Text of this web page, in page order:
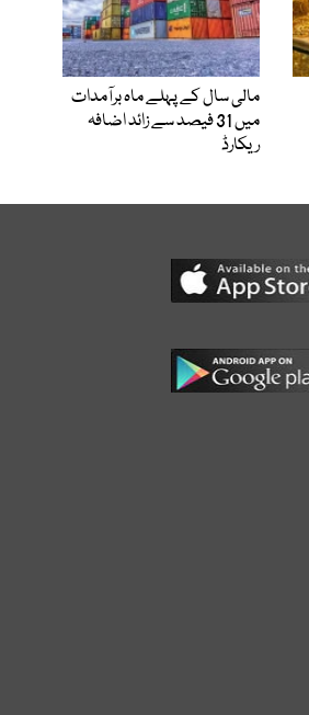
مالی سال کے پہلے ماہ برآمدات
میں 31 فیصد سے زائد اضافہ
ریکارڈ